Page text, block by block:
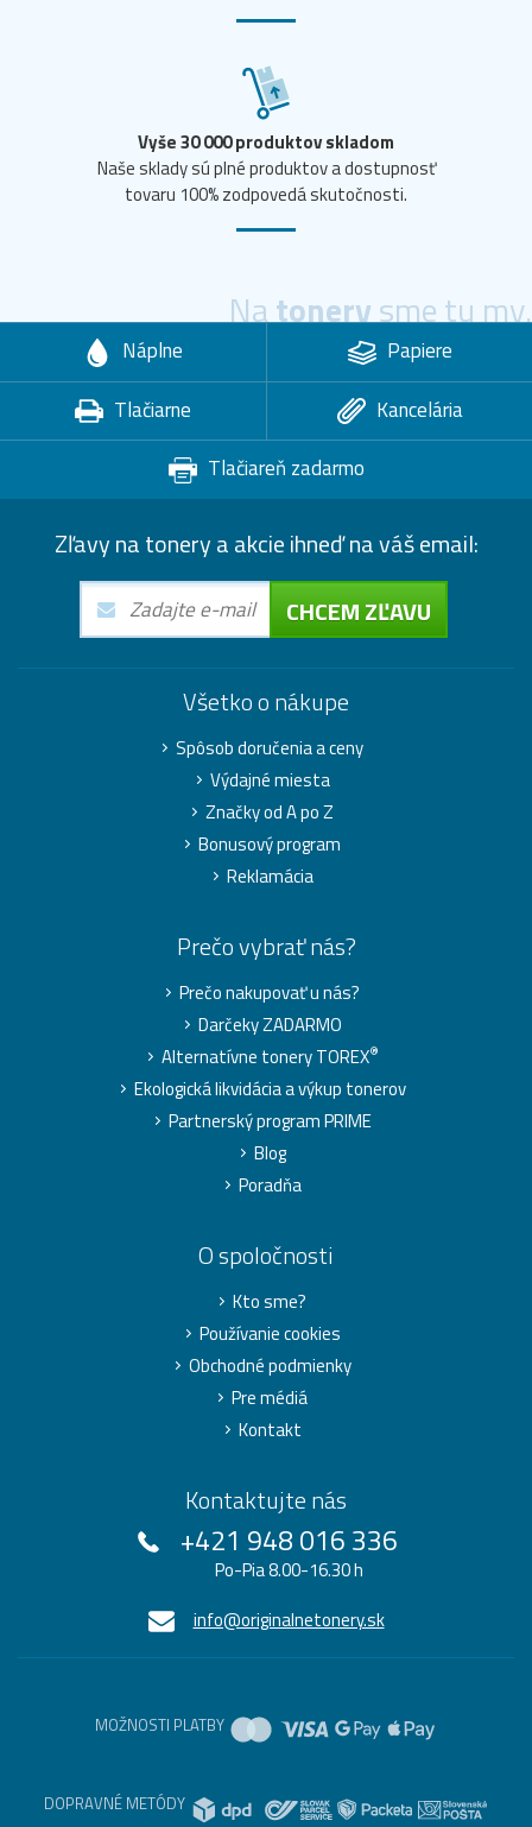
Vyše 30 000 produktov skladom
Naše sklady sú plné produktov a dostupnosť
tovaru 100% zodpovedá skutočnosti.
Natonerysme tu my.
Náplne
Papiere
Tlačiarne
Kancelária
Tlačiareň zadarmo
Zľavy na tonery a akcie ihneď na váš email:
CHCEM ZĽAVU
Všetko o nákupe
Spôsob doručenia a ceny
Výdajné miesta
Značky od A po Z
Bonusový program
Reklamácia
Prečo vybrať nás?
Prečo nakupovať u nás?
Darčeky ZADARMO
Alternatívne tonery TOREX®
Ekologická likvidácia a výkup tonerov
Partnerský program PRIME
Blog
Poradňa
O spoločnosti
Kto sme?
Používanie cookies
Obchodné podmienky
Pre médiá
Kontakt
Kontaktujte nás
+421 948 016 336
Po-Pia 8.00-16.30 h
info@originalnetonery.sk
MOŽNOSTI PLATBY
DOPRAVNÉ METÓDY